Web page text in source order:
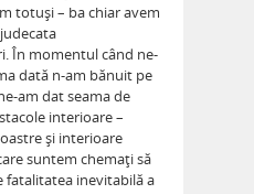
totuşi – ba chiar avem
În momentul când ne-
dată n-am bănuit pe
am dat seama de
interioare –
şi interioare
suntem chemaţi să
fatalitatea inevitabilă a